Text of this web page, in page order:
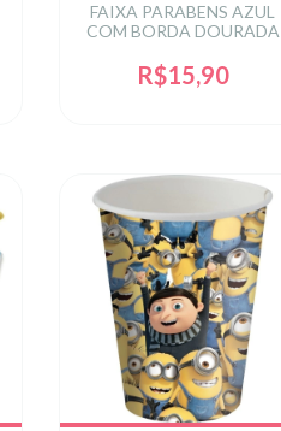
FAIXA PARABENS AZUL
COM BORDA DOURADA
R$15,90